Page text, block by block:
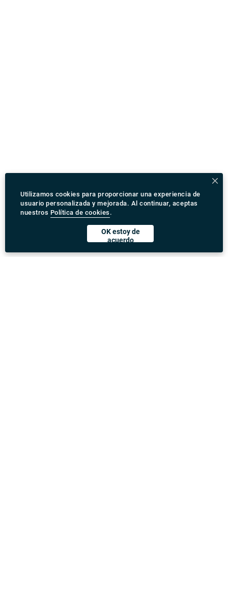
Utilizamos cookies para proporcionar una experiencia de
usuario personalizada y mejorada. Al continuar, aceptas
nuestros Política de cookies .
OK estoy de
acuerdo